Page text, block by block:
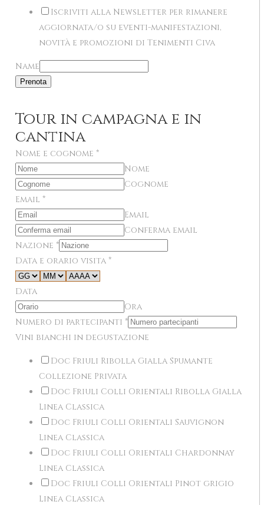
Iscriviti alla Newsletter per rimanere
aggiornata/o su eventi-manifestazioni,
novità e promozioni di Tenimenti Civa
Name
Prenota
Tour in campagna e in
cantina
Nome e cognome *
Nome
Cognome
Email *
Email
Conferma email
Nazione *
Data e orario visita *
Data
Ora
Numero di partecipanti *
Vini bianchi in degustazione
Doc Friuli Ribolla Gialla Spumante
Collezione Privata
Doc Friuli Colli Orientali Ribolla Gialla
Linea Classica
Doc Friuli Colli Orientali Sauvignon
Linea Classica
Doc Friuli Colli Orientali Chardonnay
Linea Classica
Doc Friuli Colli Orientali Pinot grigio
Linea Classica